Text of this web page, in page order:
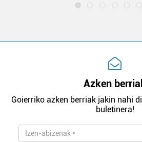
Azken
Goierriko azken berriak jakin nahi
buletinera!